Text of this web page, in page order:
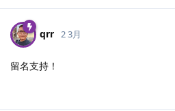
qrr 2 3月
留名支持！